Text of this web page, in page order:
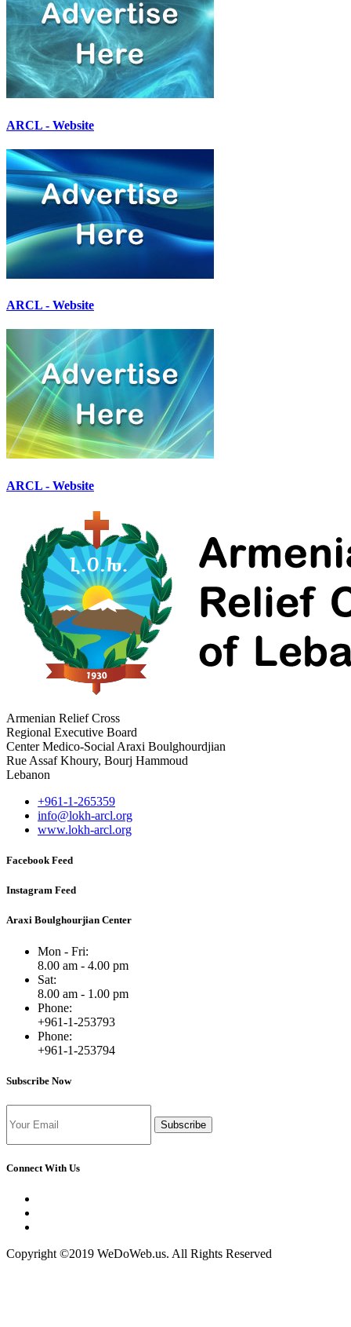
ARCL - Website
ARCL - Website
ARCL - Website
Armenian Relief Cross
Regional Executive Board
Center Medico-Social Araxi Boulghourdjian
Rue Assaf Khoury, Bourj Hammoud
Lebanon
+961-1-265359
info@lokh-arcl.org
www.lokh-arcl.org
Facebook Feed
Instagram Feed
Araxi Boulghourjian Center
Mon - Fri:
8.00 am - 4.00 pm
Sat:
8.00 am - 1.00 pm
Phone:
+961-1-253793
Phone:
+961-1-253794
Subscribe Now
Subscribe
Connect With Us
Copyright ©2019 WeDoWeb.us. All Rights Reserved